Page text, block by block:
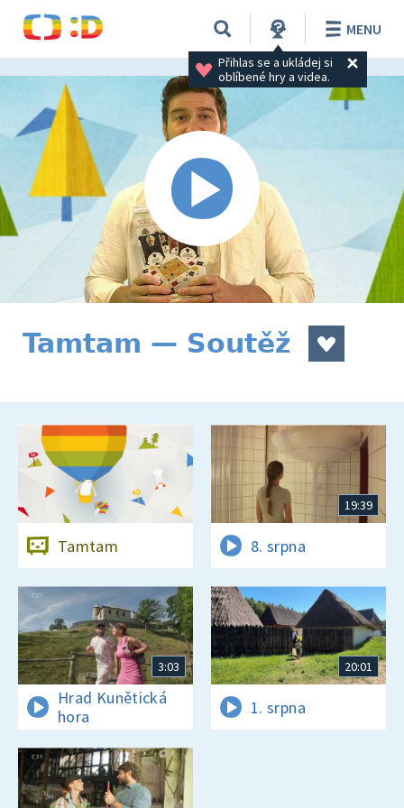
Přihlas se a ukládej si
oblíbené hry a videa.
MENU
Tamtam — Soutěž
Tamtam
19:39
8. srpna
3:03
Hrad Kunětická
hora
20:01
1. srpna